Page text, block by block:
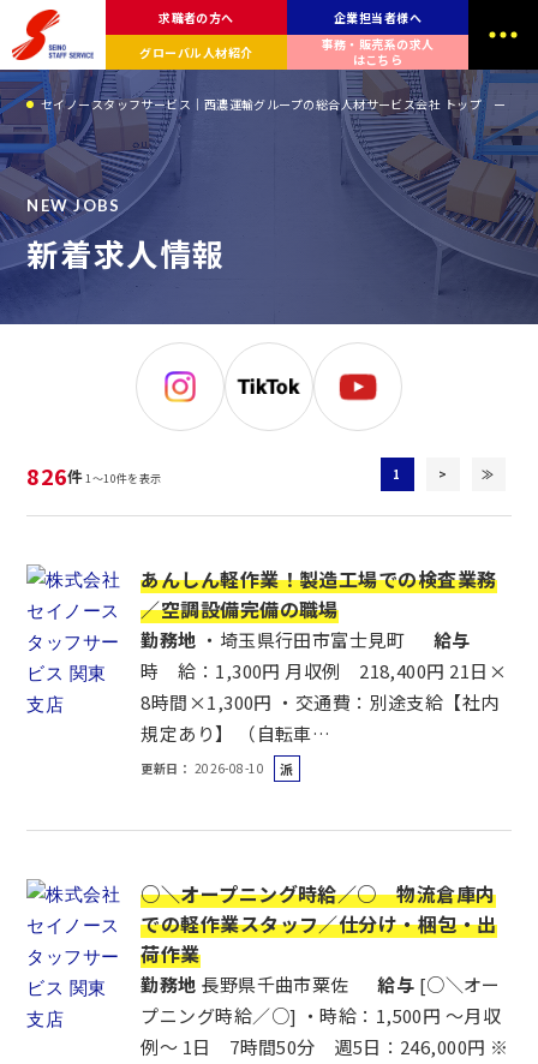
求職者の方へ
企業担当者様へ
グローバル人材紹介
事務・販売系の求人
はこちら
N EW JOBS
新着求人情報
セイノースタッフサービス｜西濃運輸グループの総合人材サービス会社 トップ
826件1～10件を表示 1 > ≫
あんしん軽作業！製造工場での検査業務
／空調設備完備の職場
勤務地 ・埼玉県行田市富士見町
給与
時 給：1,300円 月収例 218,400円 21日×
8時間×1,300円 ・交通費：別途支給【社内
規定あり】 （自転車…
更新日 2026-08-10
派
○＼オープニング時給／○ 物流倉庫内
での軽作業スタッフ／仕分け・梱包・出
荷作業
勤務地 長野県千曲市粟佐 給与 [○＼オー
プニング時給／○] ・時給：1,500円 ～月収
例～ 1日 7時間50分 週5日：246,000円 ※